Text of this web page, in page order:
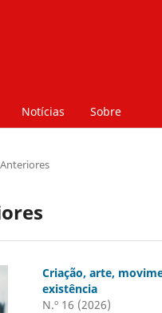
Notícias Sobre
Criação, arte,
existência
N.º 16 (2026)